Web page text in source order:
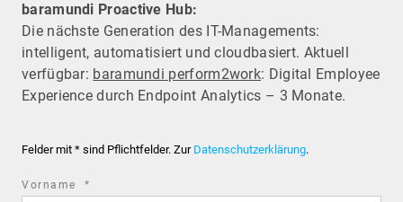
baramundi Proactive Hub:
Die nächste Generation des IT-Managements:
intelligent, automatisiert und cloudbasiert. Aktuell
verfügbar: baramundi perform2work: Digital Employee
Experience durch Endpoint Analytics – 3 Monate.
Felder mit * sind Pflichtfelder. Zur Datenschutzerklärung.
Vorname *